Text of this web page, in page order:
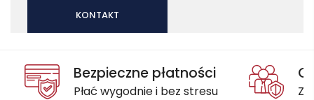
KONTAKT
Bezpieczne płatności
Płać wygodnie i bez stresu